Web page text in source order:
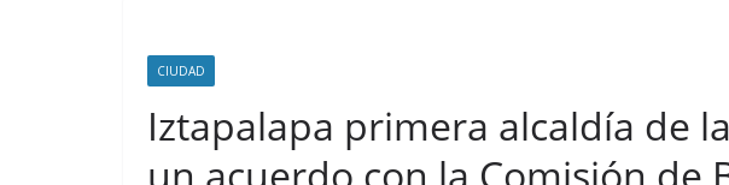
CIUDAD
Iztapalapa primera alcaldía de